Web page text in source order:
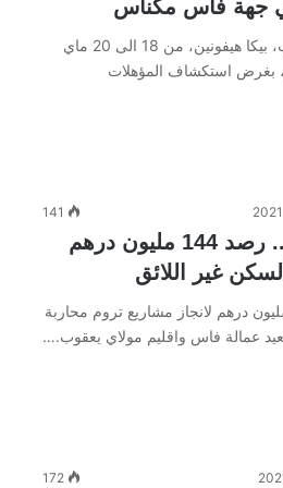
جهة فاس مكناس
يقوم سفير فنلندا بالمغرب، بيكا هيفونين، من 18 الى 20 ماي
بغرض استكشاف المؤهلات
141
جهة فاس مكناس.. رصد 144 مليون درهم
غير اللائق
مبلغ يناهز 144 مليون درهم لانجاز مشاريع تروم محاربة
عمالة فاس واقليم مولاي يعقوب.…
172